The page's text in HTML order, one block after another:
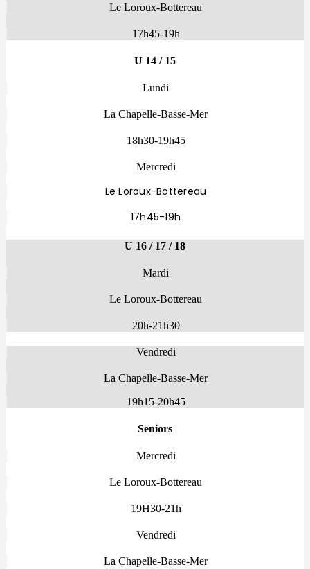
Le Loroux-Bottereau
17h45-19h
U 14 / 15
Lundi
La Chapelle-Basse-Mer
18h30-19h45
Mercredi
Le Loroux-Bottereau
17h45-19h
U 16 / 17 / 18
Mardi
Le Loroux-Bottereau
20h-21h30
Vendredi
La Chapelle-Basse-Mer
19h15-20h45
Seniors
Mercredi
Le Loroux-Bottereau
19H30-21h
Vendredi
La Chapelle-Basse-Mer